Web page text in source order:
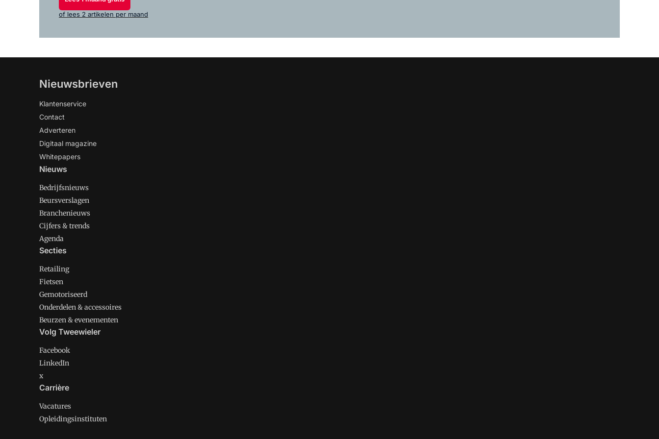
of lees 2 artikelen per maand
Nieuwsbrieven
Klantenservice
Contact
Adverteren
Digitaal magazine
Whitepapers
Nieuws
Bedrijfsnieuws
Beursverslagen
Branchenieuws
Cijfers & trends
Agenda
Secties
Retailing
Fietsen
Gemotoriseerd
Onderdelen & accessoires
Beurzen & evenementen
Volg Tweewieler
Facebook
LinkedIn
x
Carrière
Vacatures
Opleidingsinstituten